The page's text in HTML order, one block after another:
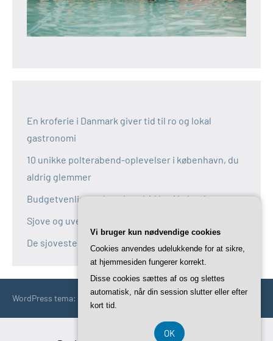
En kroferie i Danmark giver tid til ro og lokal
gastronomi
10 unikke polterabend-oplevelser i københavn, du
aldrig glemmer
Budgetvenlige polterabend-idéer i københavn
Sjove og uventede polterabend-idéer i københavn
De sjoveste aktiviteter til polterabend i københavn
WordPress tema: Occasio by ThemeZee.
Vi bruger kun nødvendige cookies
Cookies anvendes udelukkende for at sikre,
at hjemmesiden fungerer korrekt.
Disse cookies sættes af os og slettes
automatisk, når din session slutter eller efter
kort tid.
OK